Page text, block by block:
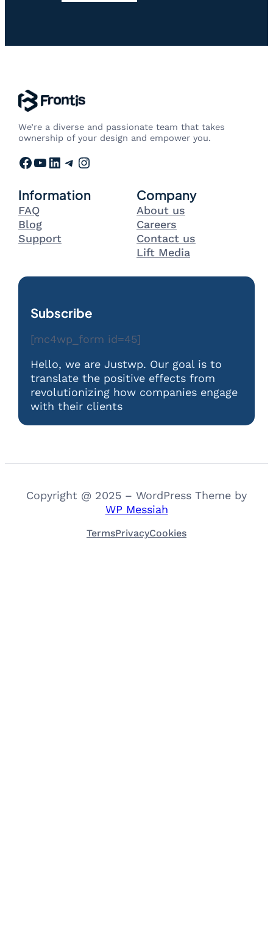
We’re a diverse and passionate team that takes
ownership of your design and empower you.
Facebook YouTube LinkedIn Telegram Instagram
Information
FAQ
Blog
Support
Company
About us
Careers
Contact us
Lift Media
Subscribe
[mc4wp_form id=45]
Hello, we are Justwp. Our goal is to
translate the positive effects from
revolutionizing how companies engage
with their clients
Copyright @ 2025 – WordPress Theme by
WP Messiah
TermsPrivacyCookies